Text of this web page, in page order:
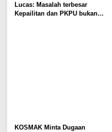
Lucas: Masalah terbesar
Kepailitan dan PKPU bukan
KOSMAK Minta Dugaan